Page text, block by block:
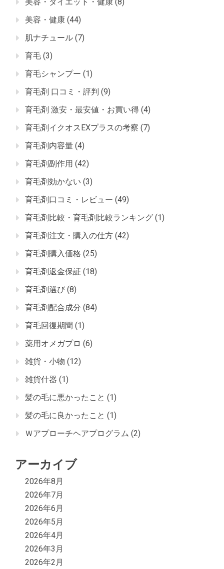
美容・健康 (44)
肌ナチュール (7)
育毛 (3)
育毛シャンプー (1)
育毛剤 口コミ・評判 (9)
育毛剤 激安・最安値・お買い得 (4)
育毛剤イクオスEXプラスの考察 (7)
育毛剤内容量 (4)
育毛剤副作用 (42)
育毛剤効かない (3)
育毛剤口コミ・レビュー (49)
育毛剤比較・育毛剤比較ランキング (1)
育毛剤注文・購入の仕方 (42)
育毛剤購入価格 (25)
育毛剤返金保証 (18)
育毛剤選び (8)
育毛剤配合成分 (84)
育毛回復期間 (1)
薬用オメガプロ (6)
雑貨・小物 (12)
雑貨什器 (1)
髪の毛に悪かったこと (1)
髪の毛に良かったこと (1)
Ｗアプローチヘアプログラム (2)
アーカイブ
2026年8月
2026年7月
2026年6月
2026年5月
2026年4月
2026年3月
2026年2月